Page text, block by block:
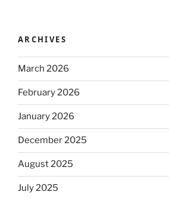
ARCHIVES
March 2026
February 2026
January 2026
December 2025
August 2025
July 2025